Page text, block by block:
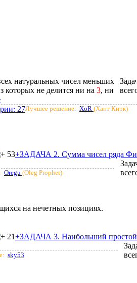
27Лучшее решение: XoR (Хант Кирк)
натуральных чисел меньших
которых не делится ни на 3, ни
53+ЗАДАЧА 2. Сумма чисел ряда
Oregu (Oleg Prophet)
на нечетных позициях.
21+ЗАДАЧА 3. Наибольший простой
sky53